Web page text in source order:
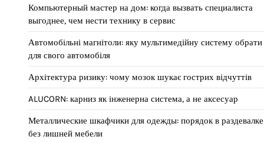
Компьютерный мастер на дом: когда вызвать специалиста
выгоднее, чем нести технику в сервис
Автомобільні магнітоли: яку мультимедійну систему обрати
для свого автомобіля
Архітектура ризику: чому мозок шукає гострих відчуттів
ALUCORN: карниз як інженерна система, а не аксесуар
Металлические шкафчики для одежды: порядок в раздевалке
без лишней мебели